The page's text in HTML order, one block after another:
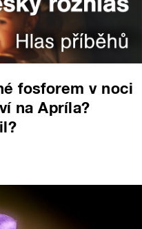
fosforem v noci
na Apríla?